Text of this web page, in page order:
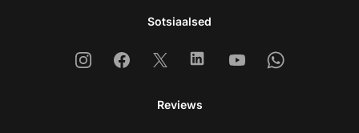
Sotsiaalsed
InstagramFacebook
X LinkedinYoutubeWhatsapp
Reviews